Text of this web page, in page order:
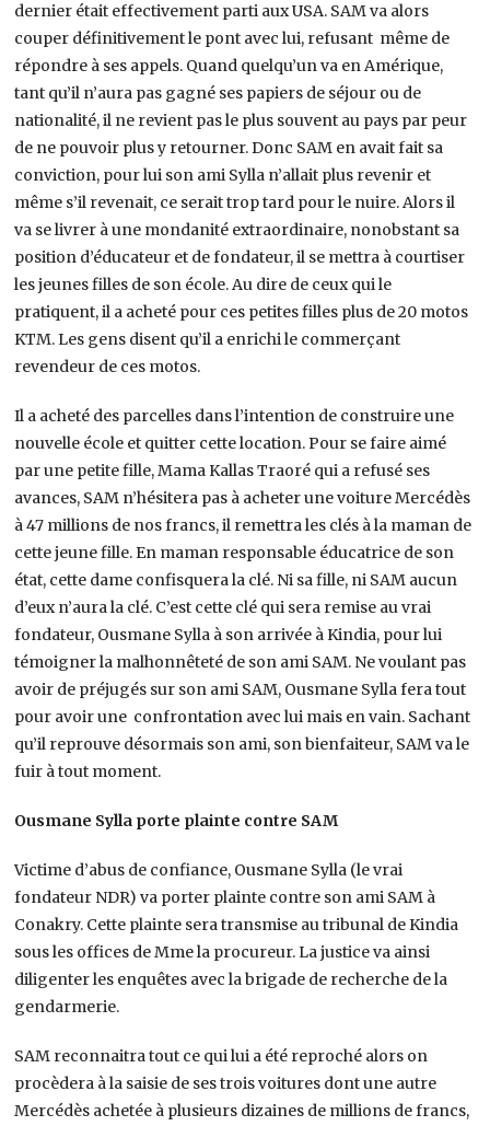
dernier était effectivement parti aux USA. SAM va alors
couper définitivement le pont avec lui, refusant même de
répondre à ses appels. Quand quelqu’un va en Amérique,
tant qu’il n’aura pas gagné ses papiers de séjour ou de
nationalité, il ne revient pas le plus souvent au pays par peur
de ne pouvoir plus y retourner. Donc SAM en avait fait sa
conviction, pour lui son ami Sylla n’allait plus revenir et
même s’il revenait, ce serait trop tard pour le nuire. Alors il
va se livrer à une mondanité extraordinaire, nonobstant sa
position d’éducateur et de fondateur, il se mettra à courtiser
les jeunes filles de son école. Au dire de ceux qui le
pratiquent, il a acheté pour ces petites filles plus de 20 motos
KTM. Les gens disent qu’il a enrichi le commerçant
revendeur de ces motos.
Il a acheté des parcelles dans l’intention de construire une
nouvelle école et quitter cette location. Pour se faire aimé
par une petite fille, Mama Kallas Traoré qui a refusé ses
avances, SAM n’hésitera pas à acheter une voiture Mercédès
à 47 millions de nos francs, il remettra les clés à la maman de
cette jeune fille. En maman responsable éducatrice de son
état, cette dame confisquera la clé. Ni sa fille, ni SAM aucun
d’eux n’aura la clé. C’est cette clé qui sera remise au vrai
fondateur, Ousmane Sylla à son arrivée à Kindia, pour lui
témoigner la malhonnêteté de son ami SAM. Ne voulant pas
avoir de préjugés sur son ami SAM, Ousmane Sylla fera tout
pour avoir une confrontation avec lui mais en vain. Sachant
qu’il reprouve désormais son ami, son bienfaiteur, SAM va le
fuir à tout moment.
Ousmane Sylla porte plainte contre SAM
Victime d’abus de confiance, Ousmane Sylla (le vrai
fondateur NDR) va porter plainte contre son ami SAM à
Conakry. Cette plainte sera transmise au tribunal de Kindia
sous les offices de Mme la procureur. La justice va ainsi
diligenter les enquêtes avec la brigade de recherche de la
gendarmerie.
SAM reconnaitra tout ce qui lui a été reproché alors on
procèdera à la saisie de ses trois voitures dont une autre
Mercédès achetée à plusieurs dizaines de millions de francs,